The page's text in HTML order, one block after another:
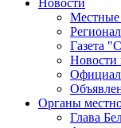
Новости
Местные
Газета
Новости
Органы
Глава